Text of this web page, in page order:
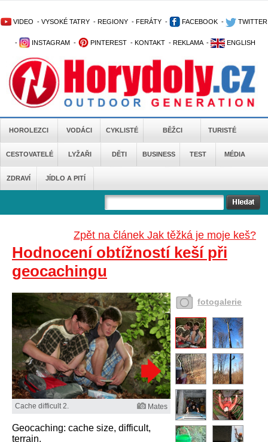
VIDEO - VYSOKÉ TATRY - REGIONY - FERÁTY - FACEBOOK - TWITTER
- INSTAGRAM - PINTEREST - KONTAKT - REKLAMA - ENGLISH
HOROLEZCI VODÁCI CYKLISTÉ BĚŽCI TURISTÉ
CESTOVATELÉ LYŽAŘI DĚTI BUSINESS TEST MÉDIA
ZDRAVÍ JÍDLO A PITÍ
Zpět na článek Jak těžká je moje keš?
Hodnocení obtížností keší při
geocachingu
Cache difficult 2. Mates
Geocaching: cache size, difficult,
terrain.
fotogalerie